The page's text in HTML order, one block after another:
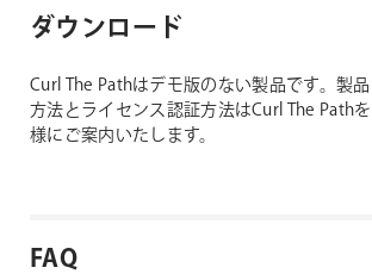
ダウンロード
Curl The Pathはデモ版のない製品です。製
方法とライセンス認証方法はCurl The Path
様にご案内いたします。
FAQ